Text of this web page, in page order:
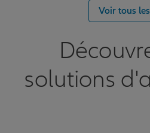
Voir tous
solutions